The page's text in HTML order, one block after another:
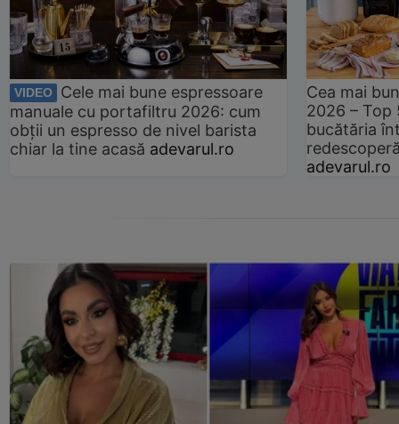
VIDEO
Cele mai bune espressoare
manuale cu portafiltru 2026: cum
obții un espresso de nivel barista
chiar la tine acasă adevarul.ro
Cea mai
2026 –
bucătăria
adevarul.ro